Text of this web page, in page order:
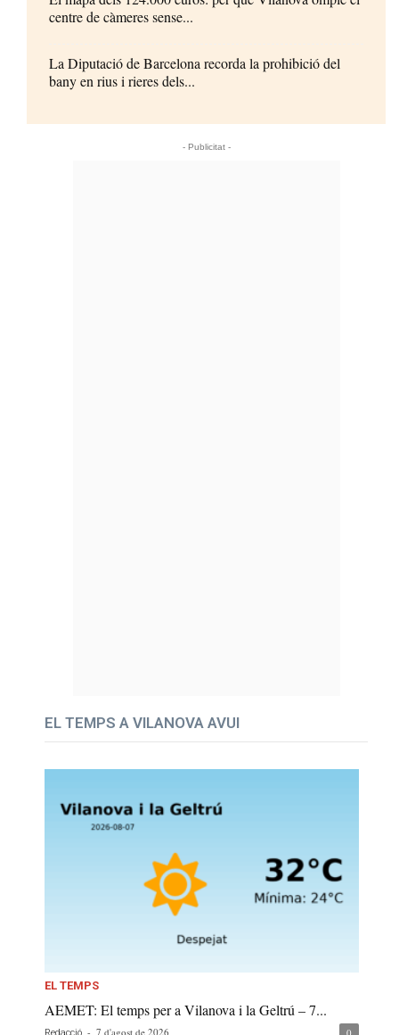
centre de càmeres sense...
La Diputació de Barcelona recorda la prohibició del
bany en rius i rieres dels...
- Publicitat -
EL TEMPS A VILANOVA AVUI
EL TEMPS
AEMET: El temps per a Vilanova i la Geltrú – 7...
- 7 d'agost de 2026